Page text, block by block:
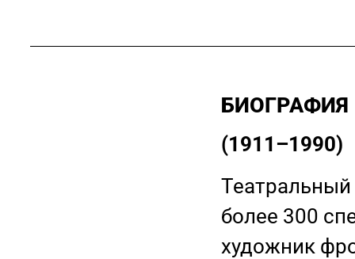
БИОГРАФИЯ
(1911–1990)
более 300
художник